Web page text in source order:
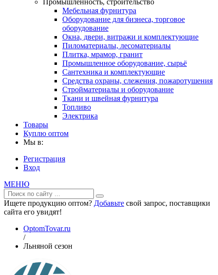
Промышленность, строительство
Мебельная фурнитура
Оборудование для бизнеса, торговое
оборудование
Окна, двери, витражи и комплектующие
Пиломатериалы, лесоматериалы
Плитка, мрамор, гранит
Промышленное оборудование, сырьё
Сантехника и комплектующие
Средства охраны, слежения, пожаротушения
Стройматериалы и оборудование
Ткани и швейная фурнитура
Топливо
Электрика
Товары
Куплю оптом
Мы в:
Регистрация
Вход
МЕНЮ
Ищете продукцию оптом? Добавьте свой запрос, поставщики
сайта его увидят!
OptomTovar.ru
/
Льняной сезон